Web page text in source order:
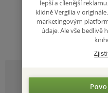
lepší a cílenější
klidně Vergilia v
marketingovým
údaje. Ale vše bedlivě